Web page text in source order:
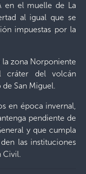
en el muelle de La
al igual que se
impuestas por la
la zona Norponiente
cráter del volcán
San Miguel.
en época invernal,
pendiente de
y que cumpla
las instituciones
Civil.